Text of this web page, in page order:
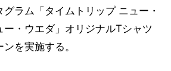
ラム「タイムトリップ ニュー・
ー・ウエダ」オリジナルTシャツ
を実施する。